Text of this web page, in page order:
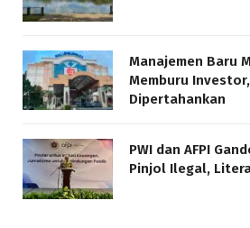
Manajemen Baru
Memburu
Dipertahankan
PWI dan AFPI
Pinjol Ilegal,